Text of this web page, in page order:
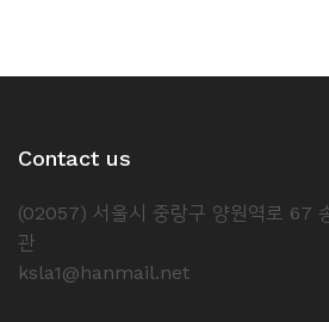
Contact us
(02057) 서울시 중랑구 양원역로 67
관
ksla1@hanmail.net